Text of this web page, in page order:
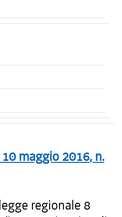
10 maggio 2016, n.
regionale 8